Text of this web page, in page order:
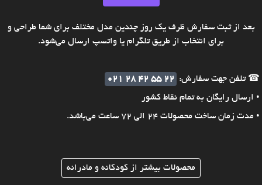
بعد از ثبت سفارش ظرف یک روز چندین مدل مختلف برای شما طراحی و
برای انتخاب از طریق تلگرام یا واتسپ ارسال می‌شود.
☎ تلفن جهت سفارش:
021 28 42 55 22
• ارسال رایگان به تمام نقاط کشور
• مدت زمان ساخت محصولات 24 الی 72 ساعت می‌باشد.
محصولات بیشتر از کودکانه و مادرانه